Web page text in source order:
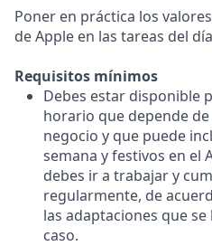
Poner en práctica los
de Apple en las tareas del
Requisitos mínimos
Debes estar disponible
horario que depende
negocio y que puede
semana y festivos en el
debes ir a trabajar y
regularmente, de
las adaptaciones que
caso.